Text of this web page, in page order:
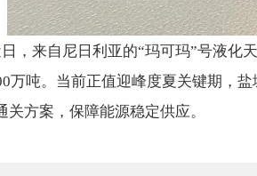
，来自尼日利亚的“玛可玛”号液化
万吨。当前正值迎峰度夏关键期，
关方案，保障能源稳定供应。